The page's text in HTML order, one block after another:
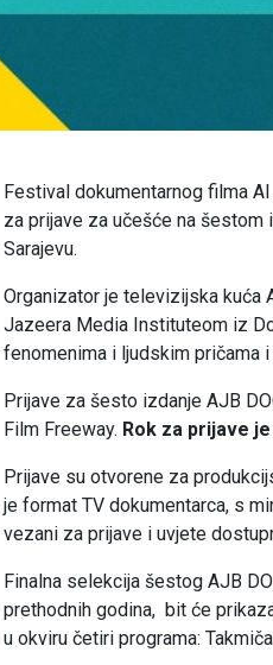
Festival dokumentarnog filma
za prijave za učešće na
Sarajevu.
Organizator je televizijska kuća
Jazeera Media Instituteom iz
fenomenima i ljudskim pričama
Prijave za šesto izdanje AJB
Film Freeway. Rok za prijave
Prijave su otvorene za
je format TV dokumentarca, s
vezani za prijave i uvjete
Finalna selekcija šestog AJB
prethodnih godina, bit će
u okviru četiri programa: